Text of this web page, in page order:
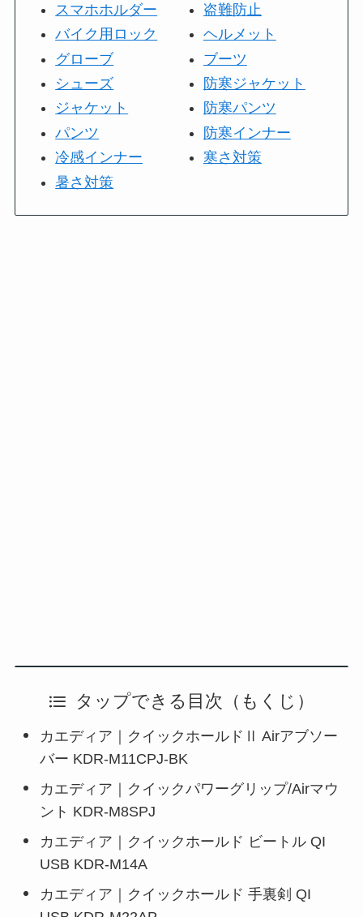
スマホホルダー
バイク用ロック
グローブ
シューズ
ジャケット
パンツ
冷感インナー
暑さ対策
盗難防止
ヘルメット
ブーツ
防寒ジャケット
防寒パンツ
防寒インナー
寒さ対策
タップできる目次（もくじ）
カエディア｜クイックホールドⅡ Airアブソー
バー KDR-M11CPJ-BK
カエディア｜クイックパワーグリップ/Airマウ
ント KDR-M8SPJ
カエディア｜クイックホールド ビートル QI
USB KDR-M14A
カエディア｜クイックホールド 手裏剣 QI